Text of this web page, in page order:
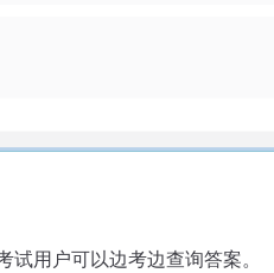
用户可以边考边查询答案。